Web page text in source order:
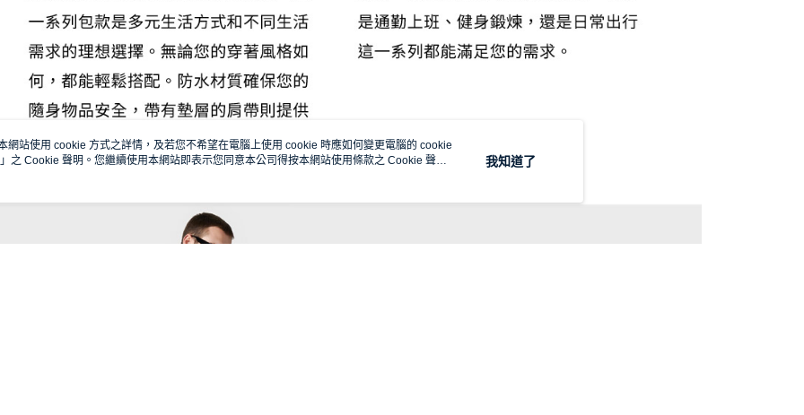
網站使用 cookie 方式之詳情，及若您不希望在電腦上使用 cookie 時應如何變更電腦的 cookie
」之 Cookie 聲明。您繼續使用本網站即表示您同意本公司得按本網站使用條款之 Cookie 聲明
我知道了